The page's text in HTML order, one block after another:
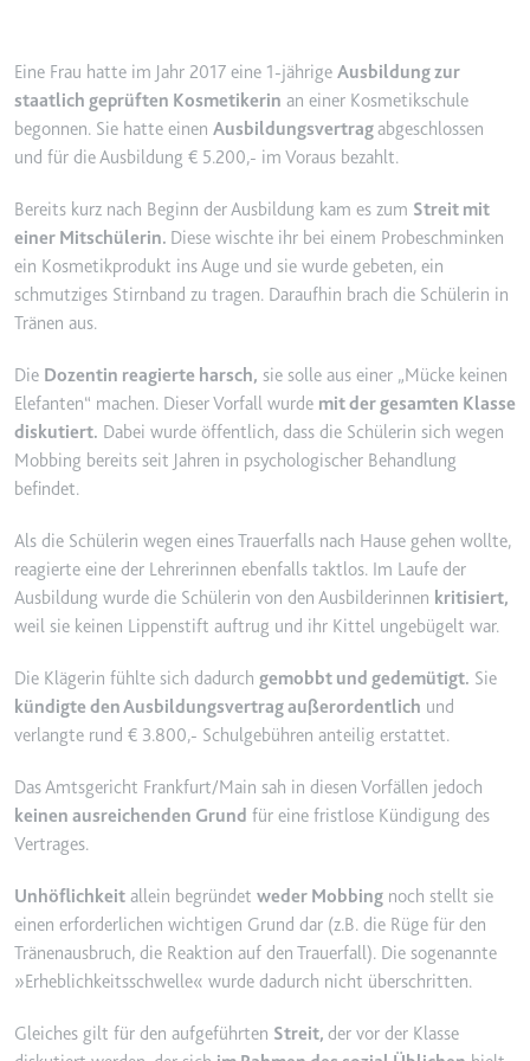
und das Verhalten des Besuchers
zu senden. Erfasst den Besucher
über Geräte und Marketingkanäle
hinweg.
Ablauf:
2 Jahre
Typ:
HTTP-Cookie
_ga_#
Zweck:
Wird verwendet, um Daten zu
Google Analytics über das Gerät
und das Verhalten des Besuchers
zu senden. Erfasst den Besucher
Typ:
HTTP-Cookie
_gcl_au
Anbieter:
smartlaw.de
Zweck:
Wird verwendet, um die Effizienz
zu messen, indem Daten über die
Conversion-Rate der Anzeigen der
Ablauf:
3 Monate
Typ:
HTTP-Cookie
_gcl_ls
Ablauf:
180 Tage
Typ:
HTTP-Cookie
Anbieter:
youtube.com
Statistiken der Videos von
YouTube, die der Benutzer
Ablauf:
Sitzung
Typ:
HTTP-Cookie
Eine Frau hatte im Jahr 2017 eine 1-jährige Ausbildung zur
staatlich geprüften Kosmetikerin an einer Kosmetikschule
begonnen. Sie hatte einen Ausbildungsvertragabgeschlossen
und für die Ausbildung € 5.200,- im Voraus bezahlt.
Bereits kurz nach Beginn der Ausbildung kam es zum Streit mit
einer Mitschülerin. Diese wischte ihr bei einem Probeschminken
ein Kosmetikprodukt ins Auge und sie wurde gebeten, ein
schmutziges Stirnband zu tragen. Daraufhin brach die Schülerin in
Tränen aus.
Die Dozentin reagierte harsch, sie solle aus einer „Mücke keinen
Elefanten“ machen. Dieser Vorfall wurde mit der gesamten Klasse
diskutiert. Dabei wurde öffentlich, dass die Schülerin sich wegen
Mobbing bereits seit Jahren in psychologischer Behandlung
befindet.
Als die Schülerin wegen eines Trauerfalls nach Hause gehen wollte,
reagierte eine der Lehrerinnen ebenfalls taktlos. Im Laufe der
Ausbildung wurde die Schülerin von den Ausbilderinnen kritisiert,
weil sie keinen Lippenstift auftrug und ihr Kittel ungebügelt war.
Die Klägerin fühlte sich dadurch gemobbt und gedemütigt. Sie
kündigte den Ausbildungsvertrag außerordentlich und
verlangte rund € 3.800,- Schulgebühren anteilig erstattet.
Das Amtsgericht Frankfurt/Main sah in diesen Vorfällen jedoch
keinen ausreichenden Grund für eine fristlose Kündigung des
Vertrages.
Unhöflichkeit allein begründet weder Mobbing noch stellt sie
einen erforderlichen wichtigen Grund dar (z.B. die Rüge für den
Tränenausbruch, die Reaktion auf den Trauerfall). Die sogenannte
»Erheblichkeitsschwelle« wurde dadurch nicht überschritten.
Gleiches gilt für den aufgeführten Streit, der vor der Klasse